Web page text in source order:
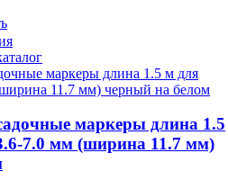
маркеры длина 1.5
7.0 мм (ширина 11.7 мм)